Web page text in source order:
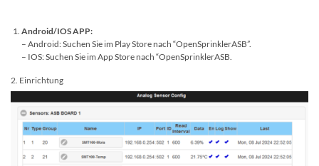
Android/IOS APP:
– Android: Suchen Sie im Play Store nach “OpenSprinklerASB”.
– IOS: Suchen Sie im App Store nach “OpenSprinklerASB.
2. Einrichtung